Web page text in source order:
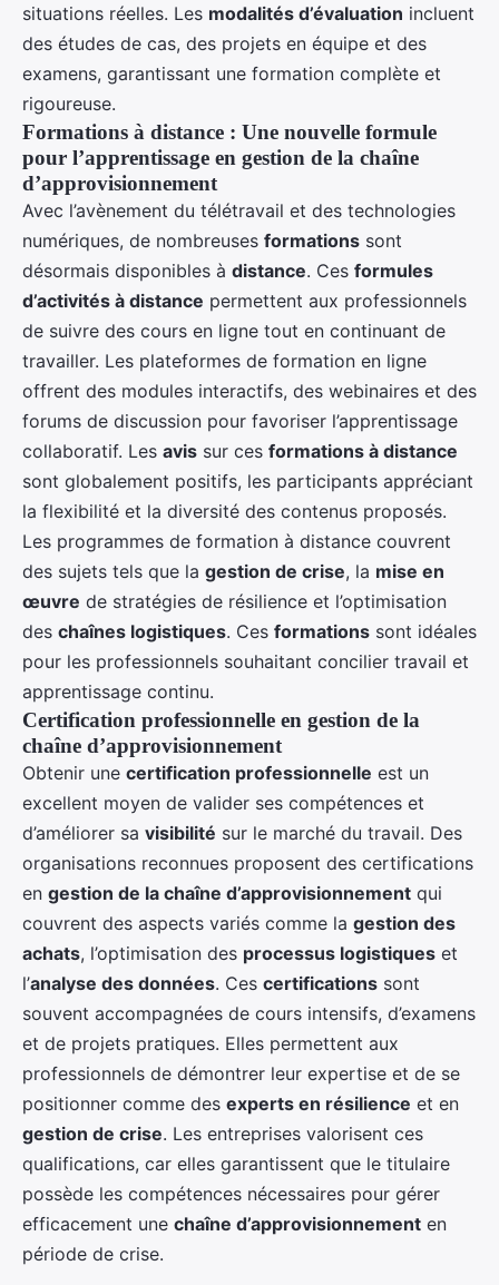
situations réelles. Les modalités d’évaluation incluent
des études de cas, des projets en équipe et des
examens, garantissant une formation complète et
rigoureuse.
Formations à distance : Une nouvelle formule
pour l’apprentissage en gestion de la chaîne
d’approvisionnement
Avec l’avènement du télétravail et des technologies
numériques, de nombreuses formations sont
désormais disponibles à distance. Ces formules
d’activités à distance permettent aux professionnels
de suivre des cours en ligne tout en continuant de
travailler. Les plateformes de formation en ligne
offrent des modules interactifs, des webinaires et des
forums de discussion pour favoriser l’apprentissage
collaboratif. Les avis sur ces formations à distance
sont globalement positifs, les participants appréciant
la flexibilité et la diversité des contenus proposés.
Les programmes de formation à distance couvrent
des sujets tels que la gestion de crise, la mise en
œuvre de stratégies de résilience et l’optimisation
des chaînes logistiques. Ces formations sont idéales
pour les professionnels souhaitant concilier travail et
apprentissage continu.
Certification professionnelle en gestion de la
chaîne d’approvisionnement
Obtenir une certification professionnelle est un
excellent moyen de valider ses compétences et
d’améliorer sa visibilité sur le marché du travail. Des
organisations reconnues proposent des certifications
en gestion de la chaîne d’approvisionnement qui
couvrent des aspects variés comme la gestion des
achats, l’optimisation des processus logistiques et
l’analyse des données. Ces certifications sont
souvent accompagnées de cours intensifs, d’examens
et de projets pratiques. Elles permettent aux
professionnels de démontrer leur expertise et de se
positionner comme des experts en résilience et en
gestion de crise. Les entreprises valorisent ces
qualifications, car elles garantissent que le titulaire
possède les compétences nécessaires pour gérer
efficacement une chaîne d’approvisionnement en
période de crise.